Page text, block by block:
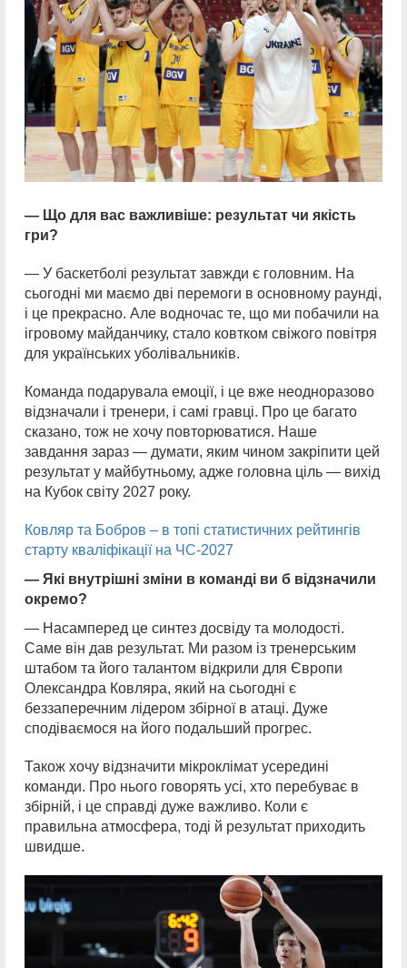
— Що для вас важливіше: результат чи якість
гри?
— У баскетболі результат завжди є головним. На
сьогодні ми маємо дві перемоги в основному раунді,
і це прекрасно. Але водночас те, що ми побачили на
ігровому майданчику, стало ковтком свіжого повітря
для українських уболівальників.
Команда подарувала емоції, і це вже неодноразово
відзначали і тренери, і самі гравці. Про це багато
сказано, тож не хочу повторюватися. Наше
завдання зараз — думати, яким чином закріпити цей
результат у майбутньому, адже головна ціль — вихід
на Кубок світу 2027 року.
Ковляр та Бобров – в топі статистичних рейтингів
старту кваліфікації на ЧС-2027
— Які внутрішні зміни в команді ви б відзначили
окремо?
— Насамперед це синтез досвіду та молодості.
Саме він дав результат. Ми разом із тренерським
штабом та його талантом відкрили для Європи
Олександра Ковляра, який на сьогодні є
беззаперечним лідером збірної в атаці. Дуже
сподіваємося на його подальший прогрес.
Також хочу відзначити мікроклімат усередині
команди. Про нього говорять усі, хто перебуває в
збірній, і це справді дуже важливо. Коли є
правильна атмосфера, тоді й результат приходить
швидше.